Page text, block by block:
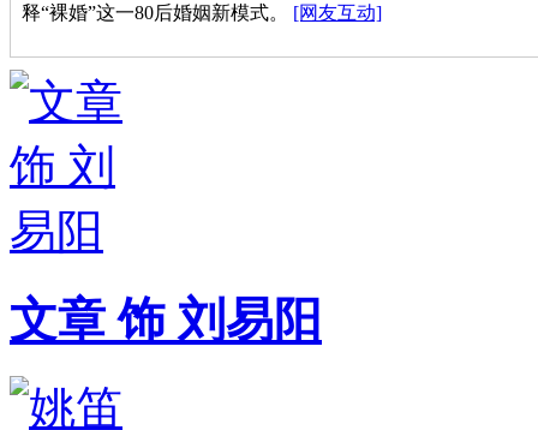
《裸婚时代》开播 姚笛盛赞文章“好丈夫典范”
释“裸婚”这一80后婚姻新模式。 [网友互动]
文章 饰 刘易阳